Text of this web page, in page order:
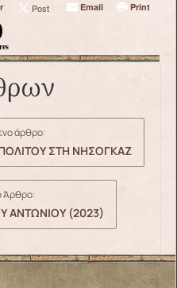
Post Email Print
άρθρο:
ΣΤΗ ΝΗΣΟΓΚΑΖ
Άρθρο:
ΑΝΤΩΝΙΟΥ (2023)